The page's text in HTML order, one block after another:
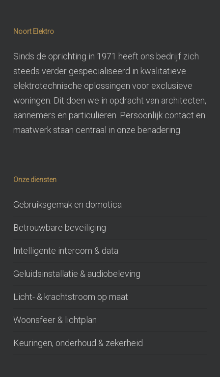
Noort Elektro
Sinds de oprichting in 1971 heeft ons bedrijf zich
steeds verder gespecialiseerd in kwalitatieve
elektrotechnische oplossingen voor exclusieve
woningen. Dit doen we in opdracht van architecten,
aannemers en particulieren. Persoonlijk contact en
maatwerk staan centraal in onze benadering.
Onze diensten
Gebruiksgemak en domotica
Betrouwbare beveiliging
Intelligente intercom & data
Geluidsinstallatie & audiobeleving
Licht- & krachtstroom op maat
Woonsfeer & lichtplan
Keuringen, onderhoud & zekerheid